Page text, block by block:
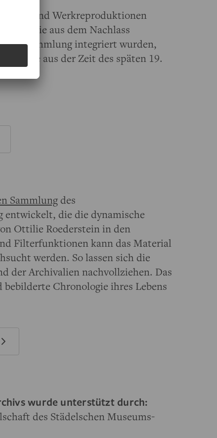
und Werkreproduktionen
die aus dem Nachlass
integriert wurden,
aus der Zeit des späten 19.
Sammlung des
entwickelt, die die dynamische
Ottilie Roederstein in den
Filterfunktionen kann das Material
werden. So lassen sich die
der Archivalien nachvollziehen. Das
Chronologie ihres Lebens
wurde unterstützt durch:
des Städelschen Museums-